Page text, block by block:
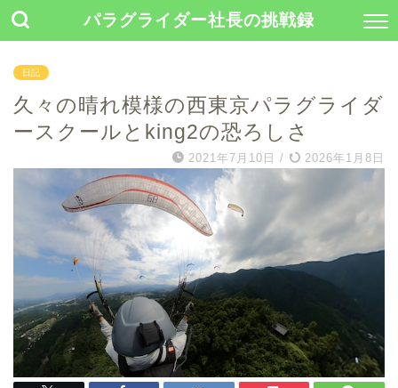
パラグライダー社長の挑戦録
日記
久々の晴れ模様の西東京パラグライダ
ースクールとking2の恐ろしさ
2021年7月10日 / 2026年1月8日